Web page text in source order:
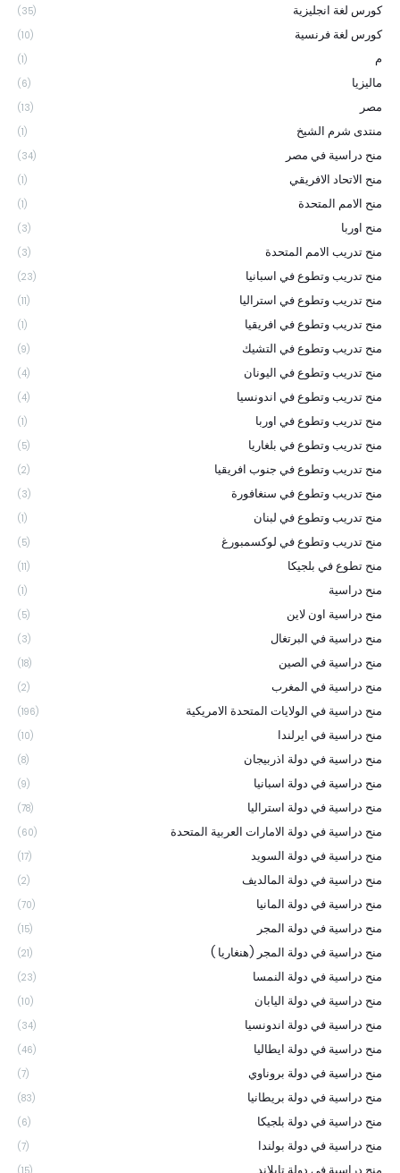
كورس لغة انجليزية (35)
كورس لغة فرنسية (10)
م (1)
ماليزيا (6)
مصر (13)
منتدى شرم الشيخ (1)
منح دراسية في مصر (34)
منح الاتحاد الافريقي (1)
منح الامم المتحدة (1)
منح اوربا (3)
منح تدريب الامم المتحدة (3)
منح تدريب وتطوع في اسبانيا (23)
منح تدريب وتطوع في استراليا (11)
منح تدريب وتطوع في افريقيا (1)
منح تدريب وتطوع في التشيك (9)
منح تدريب وتطوع في اليونان (4)
منح تدريب وتطوع في اندونسيا (4)
منح تدريب وتطوع في اوربا (1)
منح تدريب وتطوع في بلغاريا (5)
منح تدريب وتطوع في جنوب افريقيا (2)
منح تدريب وتطوع في سنغافورة (3)
منح تدريب وتطوع في لبنان (1)
منح تدريب وتطوع في لوكسمبورغ (5)
منح تطوع في بلجيكا (11)
منح دراسية (1)
منح دراسية اون لاين (5)
منح دراسية في البرتغال (3)
منح دراسية في الصين (18)
منح دراسية في المغرب (2)
منح دراسية في الولايات المتحدة الامريكية (196)
منح دراسية في ايرلندا (10)
منح دراسية في دولة اذربيجان (8)
منح دراسية في دولة اسبانيا (9)
منح دراسية في دولة استراليا (78)
منح دراسية في دولة الامارات العربية المتحدة (60)
منح دراسية في دولة السويد (17)
منح دراسية في دولة المالديف (2)
منح دراسية في دولة المانيا (70)
منح دراسية في دولة المجر (15)
منح دراسية في دولة المجر (هنغاريا ) (21)
منح دراسية في دولة النمسا (23)
منح دراسية في دولة اليابان (10)
منح دراسية في دولة اندونسيا (34)
منح دراسية في دولة ايطاليا (46)
منح دراسية في دولة بروناوي (7)
منح دراسية في دولة بريطانيا (83)
منح دراسية في دولة بلجيكا (6)
منح دراسية في دولة بولندا (7)
منح دراسية في دولة تايلاند